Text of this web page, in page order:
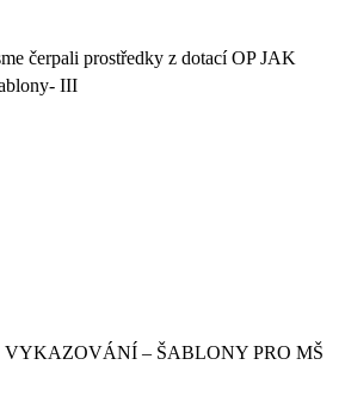
čerpali prostředky z dotací OP JAK
VYKAZOVÁNÍ – ŠABLONY PRO MŠ